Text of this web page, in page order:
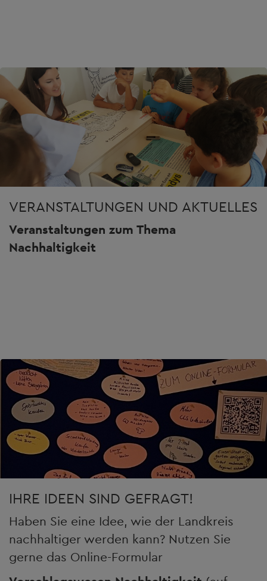
VERANSTALTUNGEN UND AKTUELLES
Veranstaltungen zum Thema
Nachhaltigkeit
IHRE IDEEN SIND GEFRAGT!
Haben Sie eine Idee, wie der Landkreis
nachhaltiger werden kann? Nutzen Sie
gerne das Online-Formular